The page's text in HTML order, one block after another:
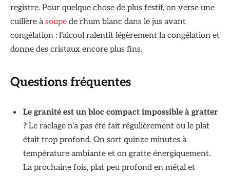
registre. Pour quelque chose de plus festif, on verse une
cuillère à soupe de rhum blanc dans le jus avant
congélation : l’alcool ralentit légèrement la congélation et
donne des cristaux encore plus fins.
Questions fréquentes
Le granité est un bloc compact impossible à gratter
? Le raclage n’a pas été fait régulièrement ou le plat
était trop profond. On sort quinze minutes à
température ambiante et on gratte énergiquement.
La prochaine fois, plat peu profond en métal et